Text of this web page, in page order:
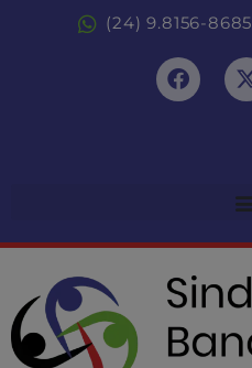
(24) 9.8156-8685